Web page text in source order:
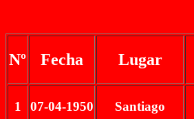
Nº Fecha Lugar
1 07-04-1950 Santiago